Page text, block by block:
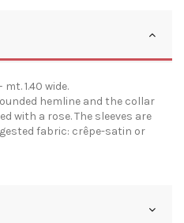
1.40 wide.
hemline and the collar
with a rose. The sleeves are
fabric: crêpe-satin or